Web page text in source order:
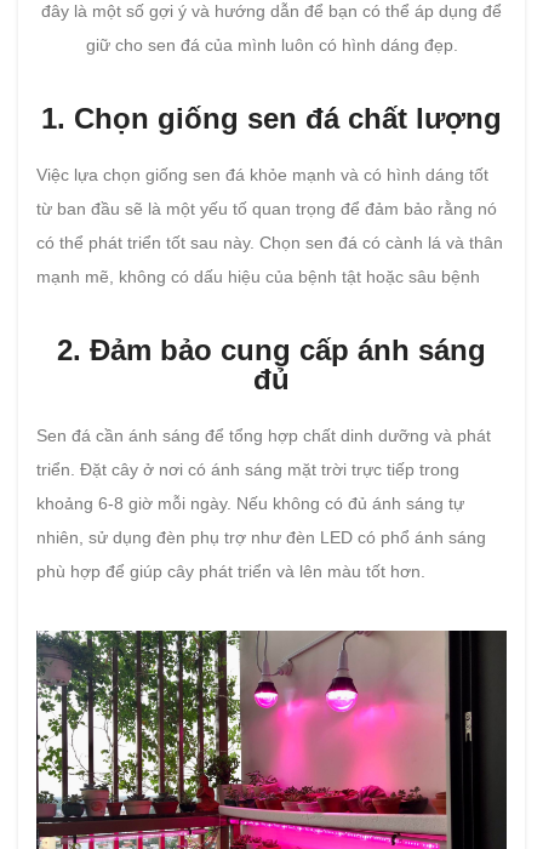
đây là một số gợi ý và hướng dẫn để bạn có thể áp dụng để
giữ cho sen đá của mình luôn có hình dáng đẹp.
1. Chọn giống sen đá chất lượng
Việc lựa chọn giống sen đá khỏe mạnh và có hình dáng tốt
từ ban đầu sẽ là một yếu tố quan trọng để đảm bảo rằng nó
có thể phát triển tốt sau này. Chọn sen đá có cành lá và thân
mạnh mẽ, không có dấu hiệu của bệnh tật hoặc sâu bệnh
2. Đảm bảo cung cấp ánh sáng
đủ
Sen đá cần ánh sáng để tổng hợp chất dinh dưỡng và phát
triển. Đặt cây ở nơi có ánh sáng mặt trời trực tiếp trong
khoảng 6-8 giờ mỗi ngày. Nếu không có đủ ánh sáng tự
nhiên, sử dụng đèn phụ trợ như đèn LED có phổ ánh sáng
phù hợp để giúp cây phát triển và lên màu tốt hơn.